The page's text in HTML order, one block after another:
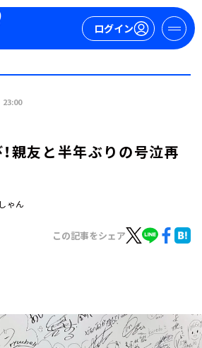
ログイン
ズ
23:00
親友と半年ぶりの号泣再
ゃん
この記事をシェア